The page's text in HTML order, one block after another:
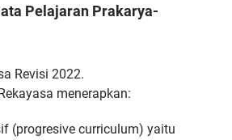
Pelajaran Prakarya-
Revisi 2022.
menerapkan:
(progresive curriculum) yaitu